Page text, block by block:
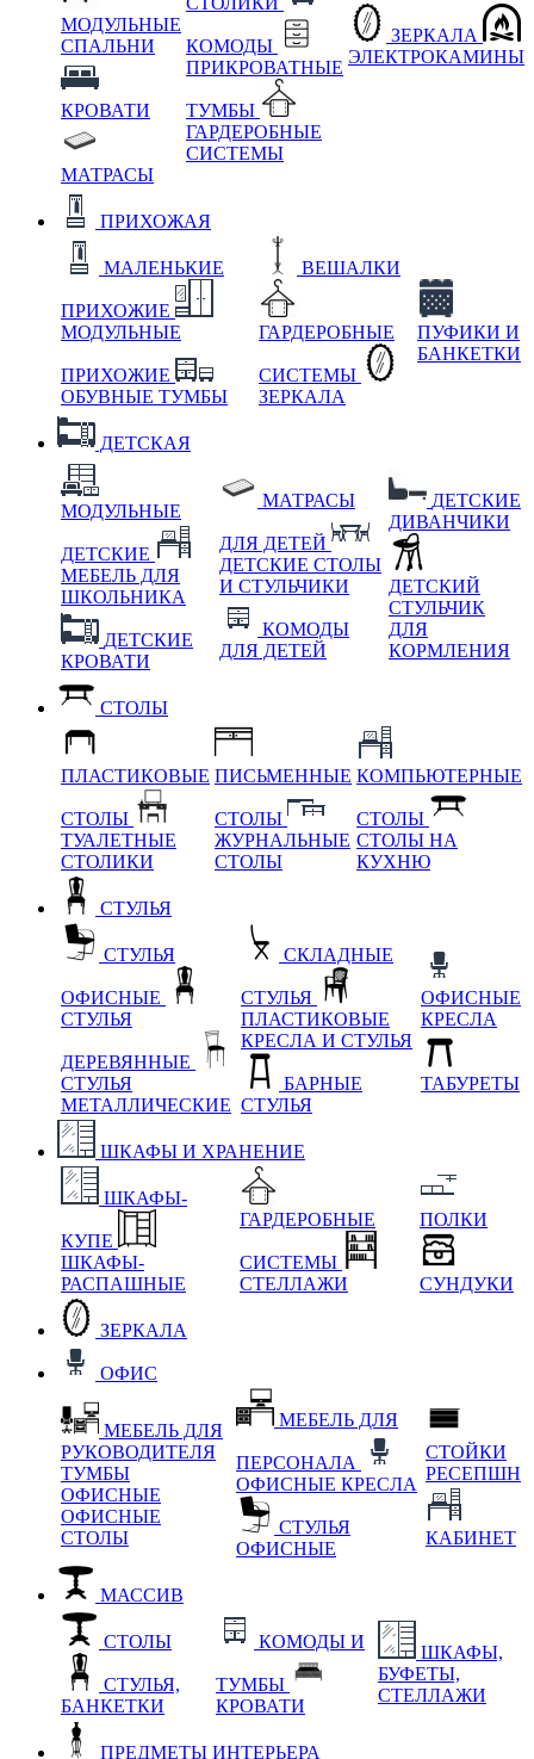
МОДУЛЬНЫЕ
СПАЛЬНИ
КРОВАТИ
МАТРАСЫ
КОМОДЫ
ПРИКРОВАТНЫЕ
ТУМБЫ
ГАРДЕРОБНЫЕ
СИСТЕМЫ
ЗЕРКАЛА
ЭЛЕКТРОКАМИНЫ
ПРИХОЖАЯ
МАЛЕНЬКИЕ
ПРИХОЖИЕ
МОДУЛЬНЫЕ
ПРИХОЖИЕ
ОБУВНЫЕ ТУМБЫ
ВЕШАЛКИ
ГАРДЕРОБНЫЕ
СИСТЕМЫ
ЗЕРКАЛА
ПУФИКИ И
БАНКЕТКИ
ДЕТСКАЯ
МОДУЛЬНЫЕ
ДЕТСКИЕ
МЕБЕЛЬ ДЛЯ
ШКОЛЬНИКА
ДЕТСКИЕ
КРОВАТИ
МАТРАСЫ
ДЛЯ ДЕТЕЙ
ДЕТСКИЕ СТОЛЫ
И СТУЛЬЧИКИ
КОМОДЫ
ДЛЯ ДЕТЕЙ
ДЕТСКИЕ
ДИВАНЧИКИ
ДЕТСКИЙ
СТУЛЬЧИК
ДЛЯ
КОРМЛЕНИЯ
СТОЛЫ
ПЛАСТИКОВЫЕ
СТОЛЫ
ТУАЛЕТНЫЕ
СТОЛИКИ
ПИСЬМЕННЫЕ
СТОЛЫ
ЖУРНАЛЬНЫЕ
СТОЛЫ
КОМПЬЮТЕРНЫЕ
СТОЛЫ
СТОЛЫ НА
КУХНЮ
СТУЛЬЯ
СТУЛЬЯ
ОФИСНЫЕ
СТУЛЬЯ
ДЕРЕВЯННЫЕ
СТУЛЬЯ
МЕТАЛЛИЧЕСКИЕ
СКЛАДНЫЕ
СТУЛЬЯ
ПЛАСТИКОВЫЕ
КРЕСЛА И СТУЛЬЯ
БАРНЫЕ
СТУЛЬЯ
ОФИСНЫЕ
КРЕСЛА
ТАБУРЕТЫ
ШКАФЫ И ХРАНЕНИЕ
ШКАФЫ-
КУПЕ
ШКАФЫ-
РАСПАШНЫЕ
ГАРДЕРОБНЫЕ
СИСТЕМЫ
СТЕЛЛАЖИ
ПОЛКИ
СУНДУКИ
ЗЕРКАЛА
ОФИС
МЕБЕЛЬ ДЛЯ
РУКОВОДИТЕЛЯ
ТУМБЫ
ОФИСНЫЕ
ОФИСНЫЕ
СТОЛЫ
МЕБЕЛЬ ДЛЯ
ПЕРСОНАЛА
ОФИСНЫЕ КРЕСЛА
СТУЛЬЯ
ОФИСНЫЕ
СТОЙКИ
РЕСЕПШН
КАБИНЕТ
МАССИВ
СТОЛЫ
СТУЛЬЯ,
БАНКЕТКИ
КОМОДЫ И
ТУМБЫ
КРОВАТИ
ШКАФЫ,
БУФЕТЫ,
СТЕЛЛАЖИ
ПРЕДМЕТЫ ИНТЕРЬЕРА